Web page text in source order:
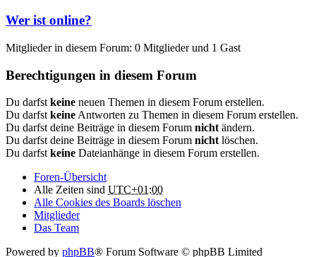
Wer ist online?
Mitglieder in diesem Forum: 0 Mitglieder und 1 Gast
Berechtigungen in diesem Forum
Du darfstkeine neuen Themen in diesem Forum erstellen.
Du darfstkeineAntworten zu Themen in diesem Forum erstellen.
Du darfst deine Beiträge in diesem Forum nichtändern.
Du darfst deine Beiträge in diesem Forum nichtlöschen.
Du darfstkeine Dateianhänge in diesem Forum erstellen.
Foren-Übersicht
Alle Zeiten sind UTC+01:00
Alle Cookies des Boards löschen
Mitglieder
Das Team
Powered by phpBB® Forum Software © phpBB Limited